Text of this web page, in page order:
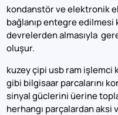
kondanstör ve elektronik
bağlanıp entegre edilmesi
devrelerden almasıyla
oluşur.
kuzey çipi usb ram işlemci
gibi bilgisaar parcalarını
sinyal güclerini üerine
herhangı parçalardan aksi